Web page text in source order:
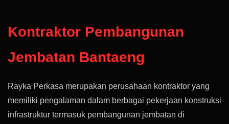
Kontraktor Pembangunan
Jembatan Bantaeng
Rayka Perkasa merupakan perusahaan kontraktor yang
memiliki pengalaman dalam berbagai pekerjaan konstruksi
infrastruktur termasuk pembangunan jembatan di